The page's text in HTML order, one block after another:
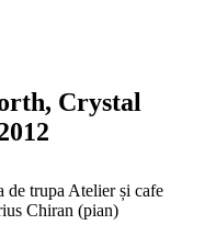
Crystal
de trupa Atelier și cafe
Chiran (pian)